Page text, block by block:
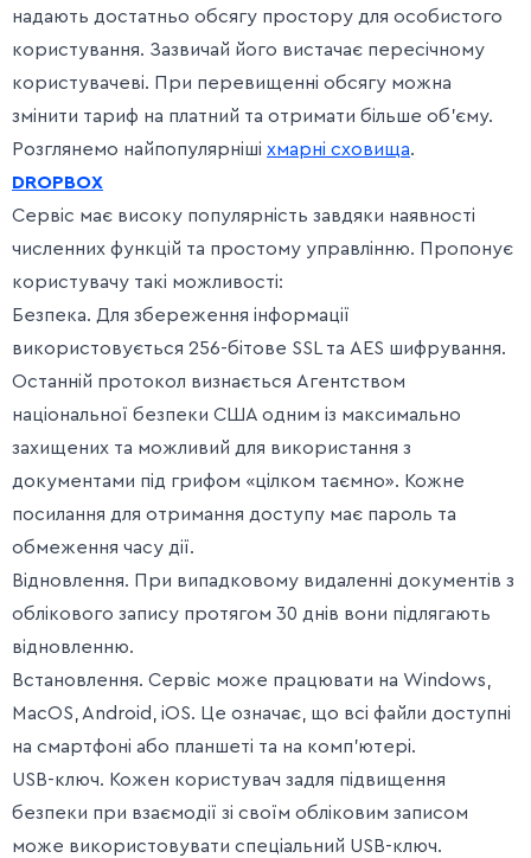
надають достатньо обсягу простору для особистого
користування. Зазвичай його вистачає пересічному
користувачеві. При перевищенні обсягу можна
змінити тариф на платний та отримати більше об’єму.
Розглянемо найпопулярніші хмарні сховища.
DROPBOX
Сервіс має високу популярність завдяки наявності
численних функцій та простому управлінню. Пропонує
користувачу такі можливості:
Безпека. Для збереження інформації
використовується 256-бітове SSL та AES шифрування.
Останній протокол визнається Агентством
національної безпеки США одним із максимально
захищених та можливий для використання з
документами під грифом «цілком таємно». Кожне
посилання для отримання доступу має пароль та
обмеження часу дії.
Відновлення. При випадковому видаленні документів з
облікового запису протягом 30 днів вони підлягають
відновленню.
Встановлення. Сервіс може працювати на Windows,
MacOS, Android, iOS. Це означає, що всі файли доступні
на смартфоні або планшеті та на комп’ютері.
USB-ключ. Кожен користувач задля підвищення
безпеки при взаємодії зі своїм обліковим записом
може використовувати спеціальний USB-ключ.